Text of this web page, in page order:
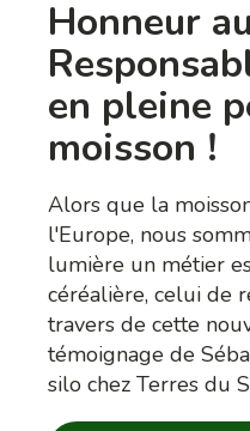
Honneur
en pleine
moisson !
Alors que la
l'Europe, nous
lumière un métier
céréalière, celui de
travers de cette
témoignage de
silo chez Terres du